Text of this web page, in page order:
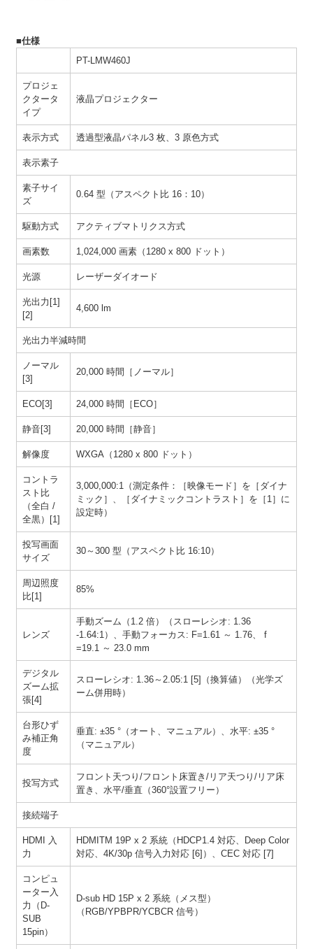
■仕様
PT-LMW460J
プロジェ
クタータ
イプ
液晶プロジェクター
表示方式 透過型液晶パネル3 枚、3 原色方式
表示素子
素子サイ
ズ
0.64 型（アスペクト比 16：10）
駆動方式 アクティブマトリクス方式
画素数 1,024,000 画素（1280 x 800 ドット）
光源 レーザーダイオード
光出力[1]
[2]
4,600 lm
光出力半減時間
ノーマル
[3]
20,000 時間［ノーマル］
ECO[3] 24,000 時間［ECO］
静音[3] 20,000 時間［静音］
解像度 WXGA（1280 x 800 ドット）
コントラ
スト比
（全白 /
全黒）[1]
3,000,000:1（測定条件：［映像モード］を［ダイナ
ミック］、［ダイナミックコントラスト］を［1］に
設定時）
投写画面
サイズ
30～300 型（アスペクト比 16:10）
周辺照度
比[1]
85%
レンズ
手動ズーム（1.2 倍）（スローレシオ: 1.36
-1.64:1）、手動フォーカス: F=1.61 ～ 1.76、 f
=19.1 ～ 23.0 mm
デジタル
ズーム拡
張[4]
スローレシオ: 1.36～2.05:1 [5]（換算値）（光学ズ
ーム併用時）
台形ひず
み補正角
度
垂直: ±35 °（オート、マニュアル）、水平: ±35 °
（マニュアル）
投写方式
フロント天つり/フロント床置き/リア天つり/リア床
置き、水平/垂直（360°設置フリー）
接続端子
HDMI 入
力
HDMITM 19P x 2 系統（HDCP1.4 対応、Deep Color
対応、4K/30p 信号入力対応 [6]）、CEC 対応 [7]
コンピュ
ーター入
力（D-
SUB
15pin）
D-sub HD 15P x 2 系統（メス型）
（RGB/YPBPR/YCBCR 信号）